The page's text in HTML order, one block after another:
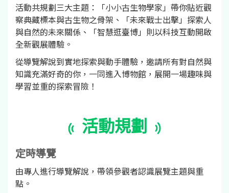
活動共規劃三大主題：「小小古生物學家」帶你貼近觀
察典藏標本與古生物之骨架、「未來戰士出擊」探索人
與自然的未來關係、「智慧逛臺博」則以科技互動開啟
全新觀展體驗。
從導覽解說到實地探索與動手體驗，邀請所有對自然與
知識充滿好奇的你，一同進入博物館，展開一場趣味與
學習並重的探索冒險！
活動規劃
定時導覽
由專人進行導覽解說，帶領參觀者認識展覽主題與重
點。